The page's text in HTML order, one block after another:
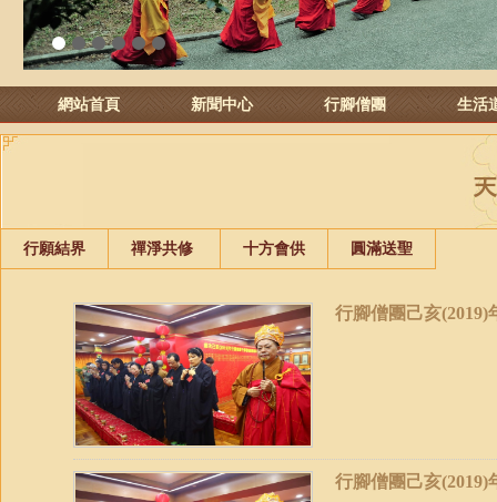
1 2 3 4 5 6
網站首頁 新聞中心 行腳僧團 生活
行願結界 禪淨共修 十方會供 圓滿送聖
行腳僧團己亥(2019)
行腳僧團己亥(2019)